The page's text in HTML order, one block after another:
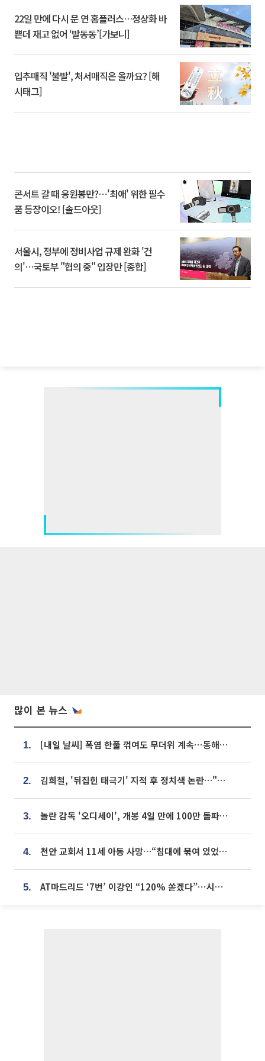
22일 만에 다시 문 연 홈플러스…정상화 바
쁜데 재고 없어 ‘발동동’[가보니]
입추매직 '불발', 처서매직은 올까요? [해
시태그]
콘서트 갈 때 응원봉만?⋯'최애' 위한 필수
품 등장이오! [솔드아웃]
서울시, 정부에 정비사업 규제 완화 '건
의'⋯국토부 "협의 중" 입장만 [종합]
많이 본 뉴스
1. [내일 날씨] 폭염 한풀 꺾여도 무더위 계속⋯동해안 이틀 연속 비
2. 김희철, '뒤집힌 태극기' 지적 후 정치색 논란…"좌우 떠나 우리나라 국기"
3. 놀란 감독 '오디세이', 개봉 4일 만에 100만 돌파⋯'왕사남' 보다 빠르다
4. 천안 교회서 11세 아동 사망…“침대에 묶여 있었다” 진술 확보
5. AT마드리드 ‘7번’ 이강인 “120% 쏟겠다”⋯시메오네 감독 “필요한 선수”